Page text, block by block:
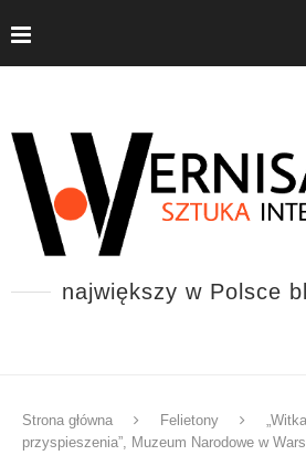
największy w Polsce
Strona główna Felietony
przyspieszenia”, Muzeum Narodowe w